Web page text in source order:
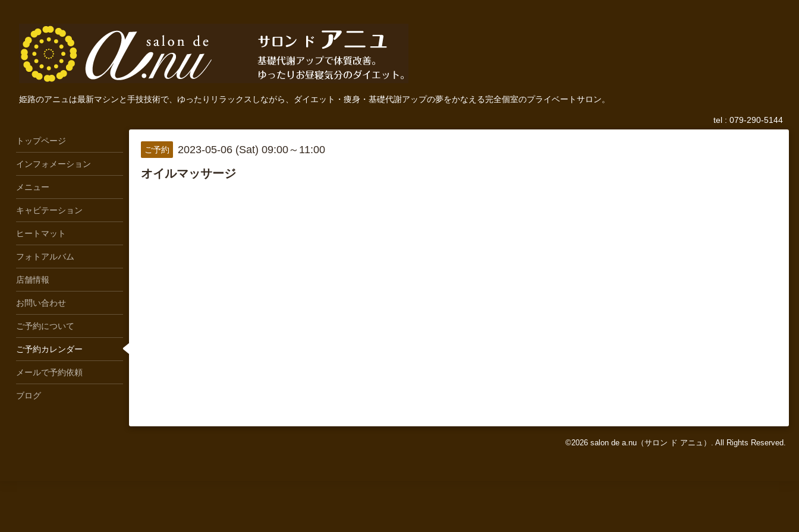
姫路のアニュは最新マシンと手技技術で、ゆったりリラックスしながら、ダイエット・痩身・基礎代謝アップの夢をかなえる完全個室のプライベートサロン。
tel : 079-290-5144
ご予約 2023-05-06 (Sat) 09:00～11:00
オイルマッサージ
©2026 salon de a.nu（サロン ド アニュ） . All Rights Reserved.
トップページ
インフォメーション
メニュー
キャビテーション
ヒートマット
フォトアルバム
店舗情報
お問い合わせ
ご予約について
ご予約カレンダー
メールで予約依頼
ブログ